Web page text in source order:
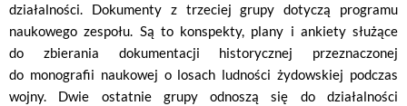
działalności. Dokumenty z trzeciej grupy dotyczą programu
naukowego zespołu. Są to konspekty, plany i ankiety służące
do zbierania dokumentacji historycznej przeznaczonej
do monografii naukowej o losach ludności żydowskiej podczas
wojny. Dwie ostatnie grupy odnoszą się do działalności